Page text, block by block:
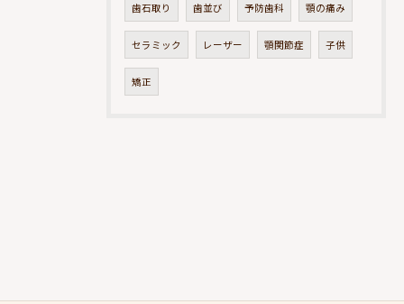
歯石取り 歯並び 予防歯科 顎の痛み
セラミック レーザー 顎関節症 子供
矯正